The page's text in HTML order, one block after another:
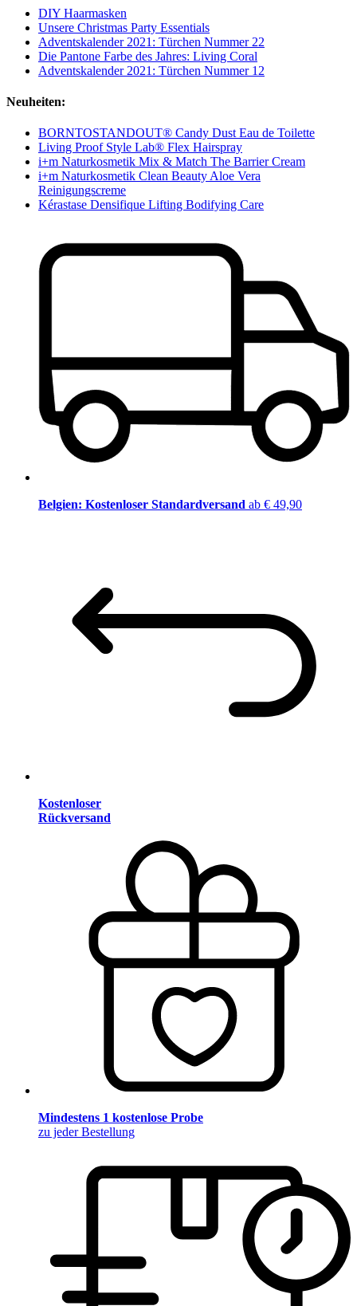
DIY Haarmasken
Unsere Christmas Party Essentials
Adventskalender 2021: Türchen Nummer 22
Die Pantone Farbe des Jahres: Living Coral
Adventskalender 2021: Türchen Nummer 12
Neuheiten:
BORNTOSTANDOUT® Candy Dust Eau de Toilette
Living Proof Style Lab® Flex Hairspray
i+m Naturkosmetik Mix & Match The Barrier Cream
i+m Naturkosmetik Clean Beauty Aloe Vera
Reinigungscreme
Kérastase Densifique Lifting Bodifying Care
Belgien: Kostenloser Standardversand ab € 49,90
Kostenloser
Rückversand
Mindestens 1 kostenlose Probe
zu jeder Bestellung